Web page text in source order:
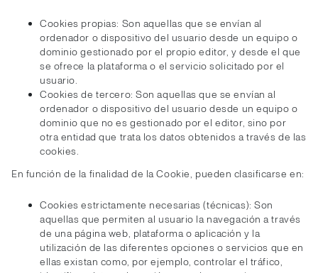
Cookies propias: Son aquellas que se envían al
ordenador o dispositivo del usuario desde un equipo o
dominio gestionado por el propio editor, y desde el que
se ofrece la plataforma o el servicio solicitado por el
usuario.
Cookies de tercero: Son aquellas que se envían al
ordenador o dispositivo del usuario desde un equipo o
dominio que no es gestionado por el editor, sino por
otra entidad que trata los datos obtenidos a través de las
cookies.
En función de la finalidad de la Cookie, pueden clasificarse en:
Cookies estrictamente necesarias (técnicas): Son
aquellas que permiten al usuario la navegación a través
de una página web, plataforma o aplicación y la
utilización de las diferentes opciones o servicios que en
ellas existan como, por ejemplo, controlar el tráfico,